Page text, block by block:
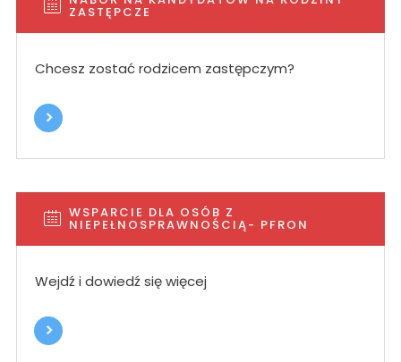
ZASTĘPCZE
Chcesz zostać rodzicem zastępczym?
WSPARCIE DLA OSÓB Z
NIEPEŁNOSPRAWNOŚCIĄ- PFRON
Wejdź i dowiedź się więcej